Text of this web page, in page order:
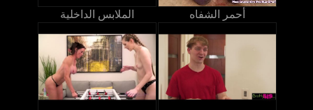
الملابس الداخلية أحمر الشفاه